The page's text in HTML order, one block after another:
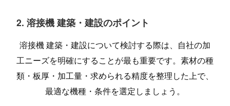
2. 溶接機 建築・建設のポイント
溶接機 建築・建設について検討する際は、自社の加
工ニーズを明確にすることが最も重要です。素材の種
類・板厚・加工量・求められる精度を整理した上で、
最適な機種・条件を選定しましょう。